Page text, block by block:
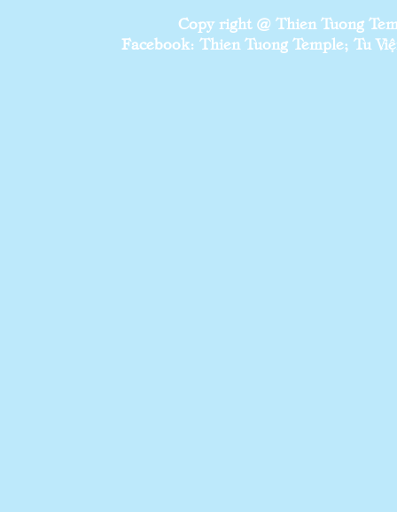
Copy right @ Thien Tuong
Facebook: Thien Tuong Temple; Tu